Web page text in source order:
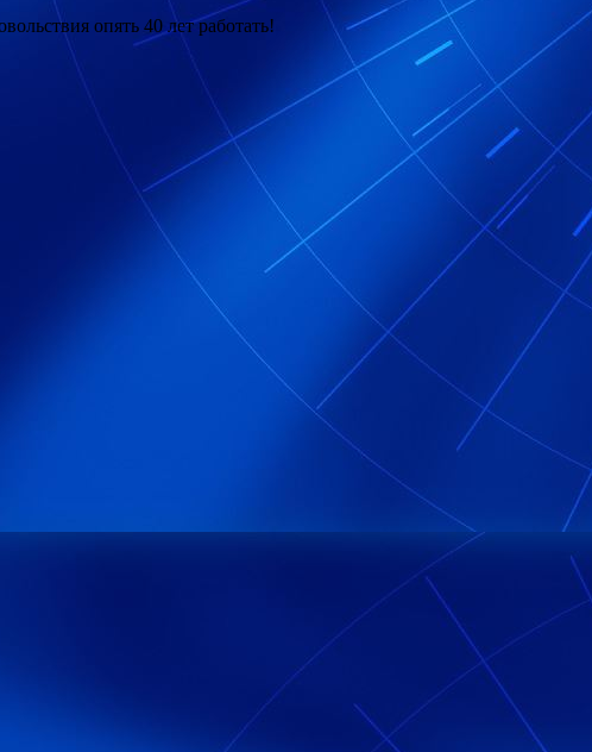
опять 40 лет работать!